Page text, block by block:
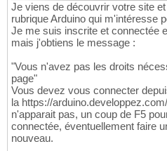
Je viens de découvrir votre site
rubrique Arduino qui m'intéresse
Je me suis inscrite et connectée
mais j'obtiens le message :
"Vous n'avez pas les droits
page"
Vous devez vous connecter
la https://
n'apparait pas, un coup de F5
connectée, éventuellement faire
nouveau.